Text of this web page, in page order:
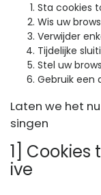
Sta cookies
Wis uw
Verwijder
Tijdelijke
Stel uw
Gebruik een
Laten we het
singen
1] Cookies
ive